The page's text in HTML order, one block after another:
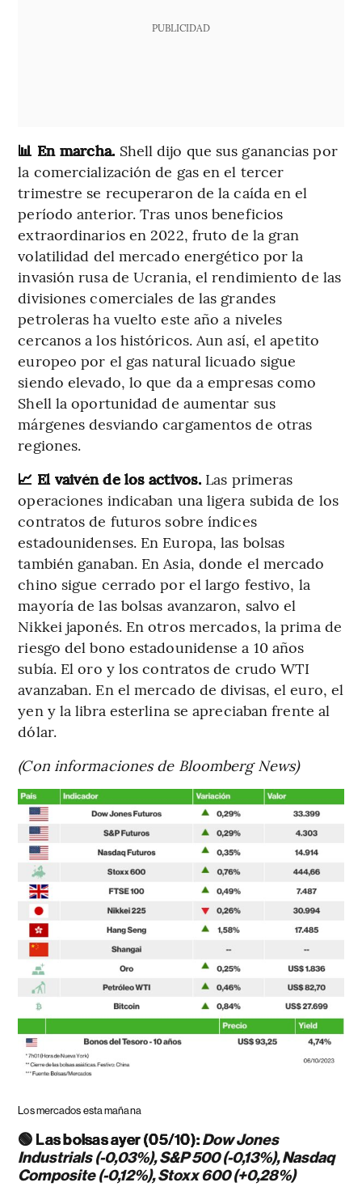
PUBLICIDAD
📊 En marcha. Shell dijo que sus ganancias por
la comercialización de gas en el tercer
trimestre se recuperaron de la caída en el
período anterior. Tras unos beneficios
extraordinarios en 2022, fruto de la gran
volatilidad del mercado energético por la
invasión rusa de Ucrania, el rendimiento de las
divisiones comerciales de las grandes
petroleras ha vuelto este año a niveles
cercanos a los históricos. Aun así, el apetito
europeo por el gas natural licuado sigue
siendo elevado, lo que da a empresas como
Shell la oportunidad de aumentar sus
márgenes desviando cargamentos de otras
regiones.
📈 El vaivén de los activos. Las primeras
operaciones indicaban una ligera subida de los
contratos de futuros sobre índices
estadounidenses. En Europa, las bolsas
también ganaban. En Asia, donde el mercado
chino sigue cerrado por el largo festivo, la
mayoría de las bolsas avanzaron, salvo el
Nikkei japonés. En otros mercados, la prima de
riesgo del bono estadounidense a 10 años
subía. El oro y los contratos de crudo WTI
avanzaban. En el mercado de divisas, el euro, el
yen y la libra esterlina se apreciaban frente al
dólar.
(Con informaciones de Bloomberg News)
Los mercados esta mañana
🟢 Las bolsas ayer (05/10):Dow Jones
Industrials (-0,03%), S&P 500 (-0,13%), Nasdaq
Composite (-0,12%), Stoxx 600 (+0,28%)